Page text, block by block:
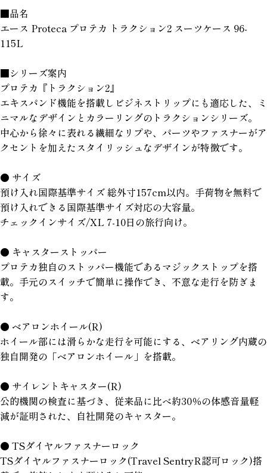
■品名
エース Proteca プロテカ トラクション2 スーツケース 96-
115L
■シリーズ案内
プロテカ『トラクション2』
エキスパンド機能を搭載しビジネストリップにも適応した、ミ
ニマルなデザインとカラーリングのトラクションシリーズ。
中心から徐々に表れる繊細なリプや、パーツやファスナーがア
クセントを加えたスタイリッシュなデザインが特徴です。
● サイズ
預け入れ国際基準サイズ 総外寸157cm以内。手荷物を無料で
預け入れできる国際基準サイズ対応の大容量。
チェックインサイズ/XL 7-10日の旅行向け。
● キャスターストッパー
プロテカ独自のストッパー機能であるマジックストップを搭
載。手元のスイッチで簡単に操作でき、不意な走行を防ぎま
す。
● ベアロンホイール(R)
ホイール部には滑らかな走行を可能にする、ベアリング内蔵の
独自開発の「ベアロンホイール」を搭載。
● サイレントキャスター(R)
公的機関の検査に基づき、従来品に比べ約30％の体感音量軽
減が証明された、自社開発のキャスター。
● TSダイヤルファスナーロック
TSダイヤルファスナーロック(Travel SentryR認可ロック)搭